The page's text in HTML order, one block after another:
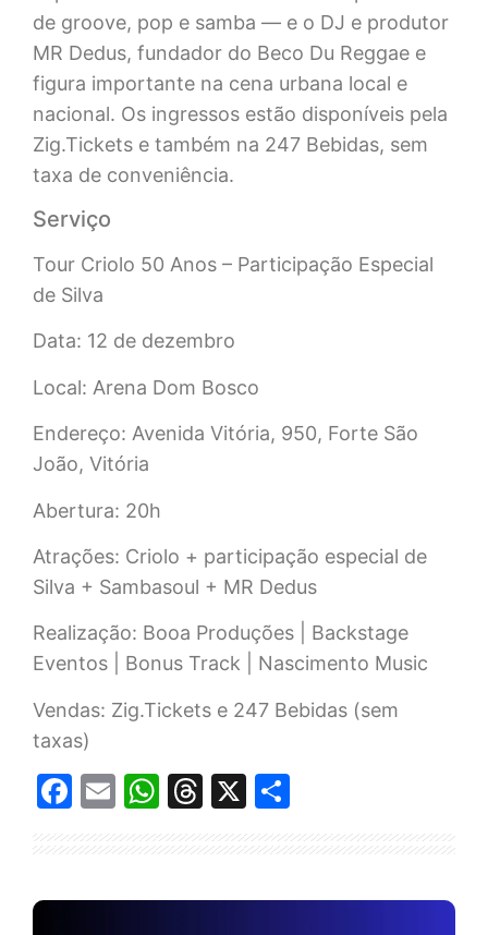
de groove, pop e samba — e o DJ e produtor
MR Dedus, fundador do Beco Du Reggae e
figura importante na cena urbana local e
nacional. Os ingressos estão disponíveis pela
Zig.Tickets e também na 247 Bebidas, sem
taxa de conveniência.
Serviço
Tour Criolo 50 Anos – Participação Especial
de Silva
Data: 12 de dezembro
Local: Arena Dom Bosco
Endereço: Avenida Vitória, 950, Forte São
João, Vitória
Abertura: 20h
Atrações: Criolo + participação especial de
Silva + Sambasoul + MR Dedus
Realização: Booa Produções | Backstage
Eventos | Bonus Track | Nascimento Music
Vendas: Zig.Tickets e 247 Bebidas (sem
taxas)
Facebook
EmailWhatsApp
Threads
X